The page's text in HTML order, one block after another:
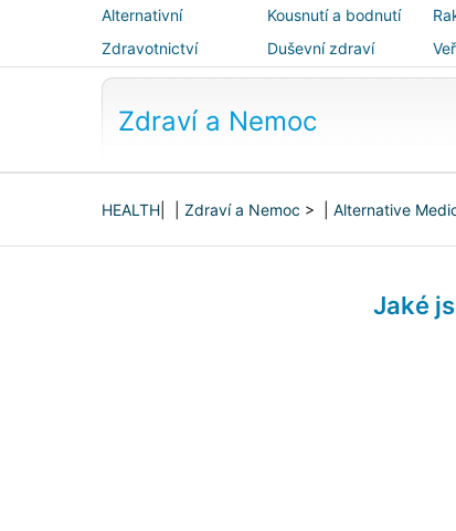
Alternativní
medicína
Kousnutí a bodnutí
Zdravotnictví
Duševní zdraví
Zdraví a Nemoc
HEALTH Zdraví a Nemoc > | Alternative
Jaké